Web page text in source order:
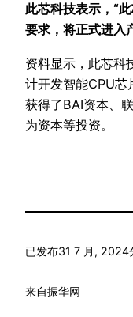
此芯科技表示，“
要求，将正式进入
资料显示，此芯科
计开发智能CPU芯
获得了BAI资本、
为资本等投资。
已发布31 7 月, 2024
来自振华网